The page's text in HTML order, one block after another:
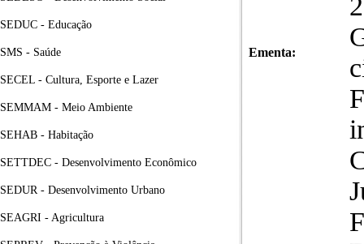
SEDUC - Educação
SMS - Saúde
SECEL - Cultura, Esporte e Lazer
SEMMAM - Meio Ambiente
SEHAB - Habitação
SETTDEC - Desenvolvimento Econômico
SEDUR - Desenvolvimento Urbano
SEAGRI - Agricultura
Ementa: